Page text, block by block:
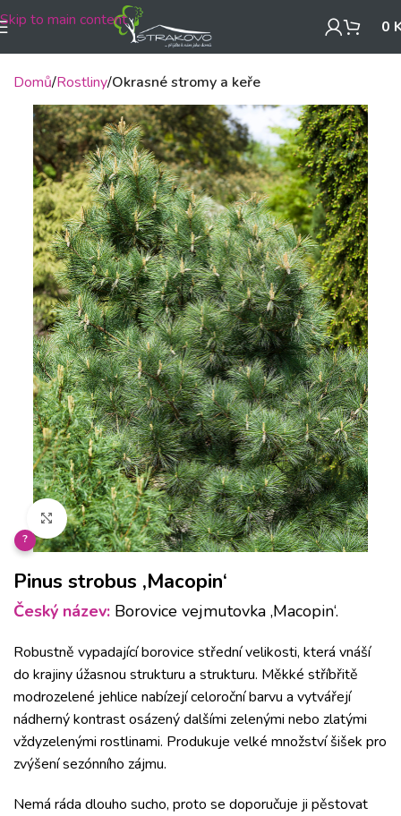
Skip to main content 0
Domů Rostliny Okrasné stromy a keře
Klikněte pro zvětšení
?
Pinus strobus ‚Macopin‘
Český název: Borovice vejmutovka ‚Macopin‘.
Robustně vypadající borovice střední velikosti, která vnáší
do krajiny úžasnou strukturu a strukturu. Měkké stříbřitě
modrozelené jehlice nabízejí celoroční barvu a vytvářejí
nádherný kontrast osázený dalšími zelenými nebo zlatými
vždyzelenými rostlinami. Produkuje velké množství šišek pro
zvýšení sezónního zájmu.
Nemá ráda dlouho sucho, proto se doporučuje ji pěstovat